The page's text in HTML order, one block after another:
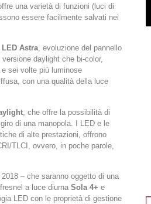
una varietà di funzioni (luci di
essere facilmente salvati nei
LED Astra, evoluzione del pannello
daylight che bi-color,
sei volte più luminose
con una qualità della luce
, che offre la possibilità di
di una manopola. I LED e le
di alte prestazioni, offrono
TLCI, ovvero, in poche parole,
– che saranno oggetto di una
a luce diurna Sola 4+ e
LED con le proprietà di gestione